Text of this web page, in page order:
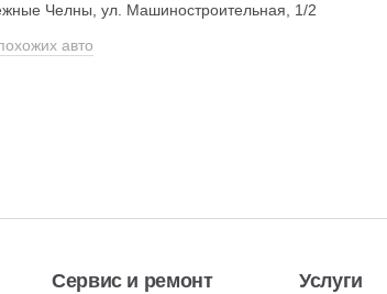
Челны, ул. Машиностроительная, 1/2
авто
Сервис и ремонт Услуги